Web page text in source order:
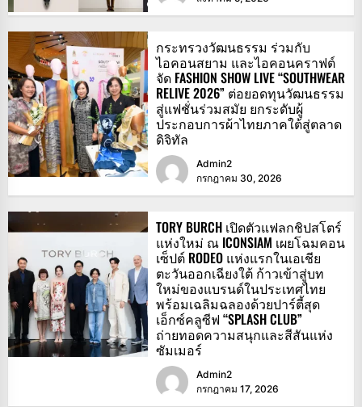
กระทรวงวัฒนธรรม ร่วมกับ
ไอคอนสยาม และไอคอนคราฟต์
จัด FASHION SHOW LIVE “SOUTHWEAR
RELIVE 2026” ต่อยอดทุนวัฒนธรรม
สู่แฟชั่นร่วมสมัย ยกระดับผู้
ประกอบการผ้าไทยภาคใต้สู่ตลาด
ดิจิทัล
Admin2
กรกฎาคม 30, 2026
TORY BURCH เปิดตัวแฟลกชิปสโตร์
แห่งใหม่ ณ ICONSIAM เผยโฉมคอน
เซ็ปต์ RODEO แห่งแรกในเอเชีย
ตะวันออกเฉียงใต้ ก้าวเข้าสู่บท
ใหม่ของแบรนด์ในประเทศไทย
พร้อมเฉลิมฉลองด้วยปาร์ตี้สุด
เอ็กซ์คลูซีฟ “SPLASH CLUB”
ถ่ายทอดความสนุกและสีสันแห่ง
ซัมเมอร์
Admin2
กรกฎาคม 17, 2026